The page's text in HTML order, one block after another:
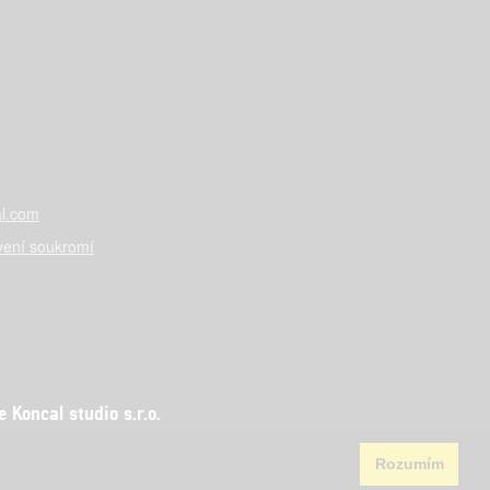
Rozumím
soukromí
studio s.r.o.